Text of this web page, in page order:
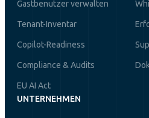
Gastbenutzer verwalten
Tenant-Inventar
Copilot-Readiness
Compliance & Audits
EU AI Act
UNTERNEHMEN